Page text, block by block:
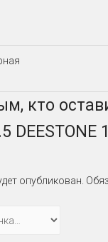
кто
DEESTONE
опубликован.